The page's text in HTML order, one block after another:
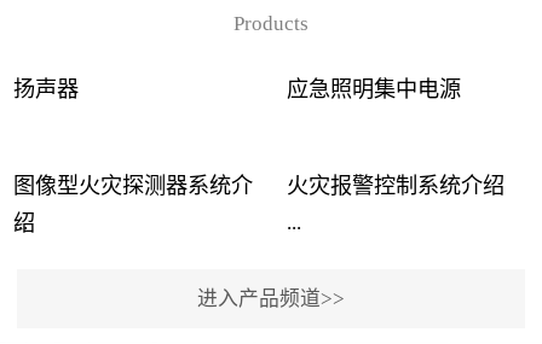
Products
扬声器 应急照明集中电源
图像型火灾探测器系统介
绍
...
火灾报警控制系统介绍
...
进入产品频道>>